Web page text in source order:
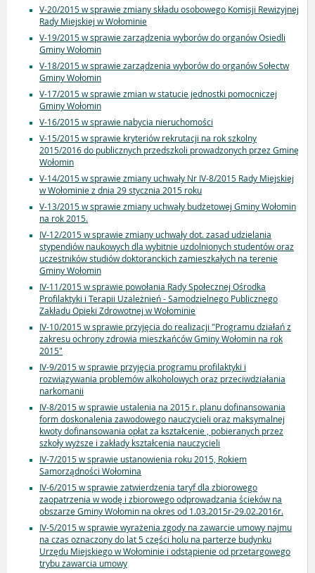
V-20/2015 w sprawie zmiany składu osobowego Komisji Rewizyjnej
Rady Miejskiej w Wołominie
V-19/2015 w sprawie zarządzenia wyborów do organów Osiedli
Gminy Wołomin
V-18/2015 w sprawie zarządzenia wyborów do organów Sołectw
Gminy Wołomin
V-17/2015 w sprawie zmian w statucie jednostki pomocniczej
Gminy Wołomin
V-16/2015 w sprawie nabycia nieruchomości
V-15/2015 w sprawie kryteriów rekrutacji na rok szkolny
2015/2016 do publicznych przedszkoli prowadzonych przez Gminę
Wołomin
V-14/2015 w sprawie zmiany uchwały Nr IV-8/2015 Rady Miejskiej
w Wołominie z dnia 29 stycznia 2015 roku
V-13/2015 w sprawie zmiany uchwały budżetowej Gminy Wołomin
na rok 2015.
IV-12/2015 w sprawie zmiany uchwały dot. zasad udzielania
stypendiów naukowych dla wybitnie uzdolnionych studentów oraz
uczestników studiów doktoranckich zamieszkałych na terenie
Gminy Wołomin
IV-11/2015 w sprawie powołania Rady Społecznej Ośrodka
Profilaktyki i Terapii Uzależnień - Samodzielnego Publicznego
Zakładu Opieki Zdrowotnej w Wołominie
IV-10/2015 w sprawie przyjęcia do realizacji "Programu działań z
zakresu ochrony zdrowia mieszkańców Gminy Wołomin na rok
2015"
IV-9/2015 w sprawie przyjęcia programu profilaktyki i
rozwiązywania problemów alkoholowych oraz przeciwdziałania
narkomanii
IV-8/2015 w sprawie ustalenia na 2015 r. planu dofinansowania
form doskonalenia zawodowego nauczycieli oraz maksymalnej
kwoty dofinansowania opłat za kształcenie , pobieranych przez
szkoły wyższe i zakłady kształcenia nauczycieli
IV-7/2015 w sprawie ustanowienia roku 2015, Rokiem
Samorządności Wołomina
IV-6/2015 w sprawie zatwierdzenia taryf dla zbiorowego
zaopatrzenia w wodę i zbiorowego odprowadzania ścieków na
obszarze Gminy Wołomin na okres od 1.03.2015r-29.02.2016r.
IV-5/2015 w sprawie wyrażenia zgody na zawarcie umowy najmu
na czas oznaczony do lat 5 części holu na parterze budynku
Urzędu Miejskiego w Wołominie i odstąpienie od przetargowego
trybu zawarcia umowy